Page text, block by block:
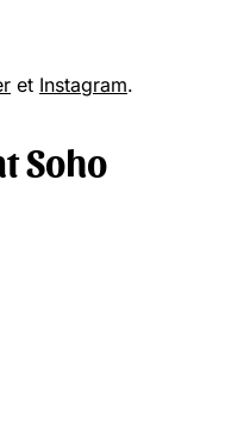
et Instagram.
Soho